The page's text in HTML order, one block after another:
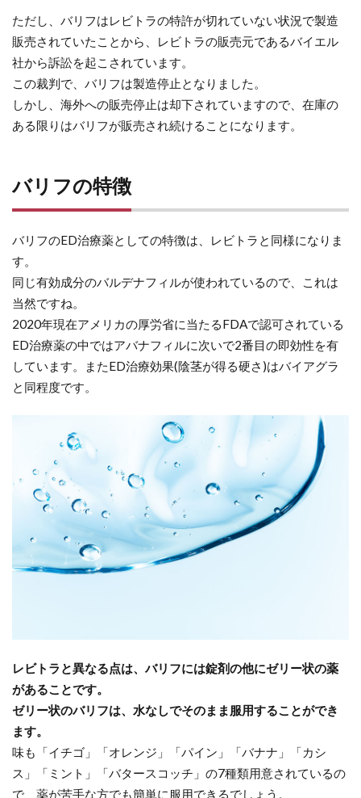
ただし、バリフはレビトラの特許が切れていない状況で製造
販売されていたことから、レビトラの販売元であるバイエル
社から訴訟を起こされています。
この裁判で、バリフは製造停止となりました。
しかし、海外への販売停止は却下されていますので、在庫の
ある限りはバリフが販売され続けることになります。
バリフの特徴
バリフのED治療薬としての特徴は、レビトラと同様になりま
す。
同じ有効成分のバルデナフィルが使われているので、これは
当然ですね。
2020年現在アメリカの厚労省に当たるFDAで認可されている
ED治療薬の中ではアバナフィルに次いで2番目の即効性を有
しています。またED治療効果(陰茎が得る硬さ)はバイアグラ
と同程度です。
レビトラと異なる点は、バリフには錠剤の他にゼリー状の薬
があることです。
ゼリー状のバリフは、水なしでそのまま服用することができ
ます。
味も「イチゴ」「オレンジ」「パイン」「バナナ」「カシ
ス」「ミント」「バタースコッチ」の7種類用意されているの
で、薬が苦手な方でも簡単に服用できるでしょう。